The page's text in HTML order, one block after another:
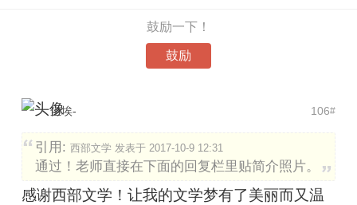
鼓励一下！
鼓励
106#
尘埃-
引用: 西部文学 发表于 2017-10-9 12:31
通过！老师直接在下面的回复栏里贴简介照片。
感谢西部文学！让我的文学梦有了美丽而又温